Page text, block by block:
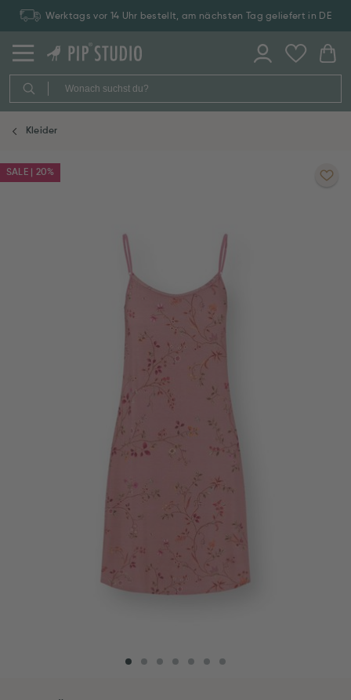
Werktags vor 14 Uhr bestellt, am nächsten Tag geliefert in DE
Kleider
SALE | 20%